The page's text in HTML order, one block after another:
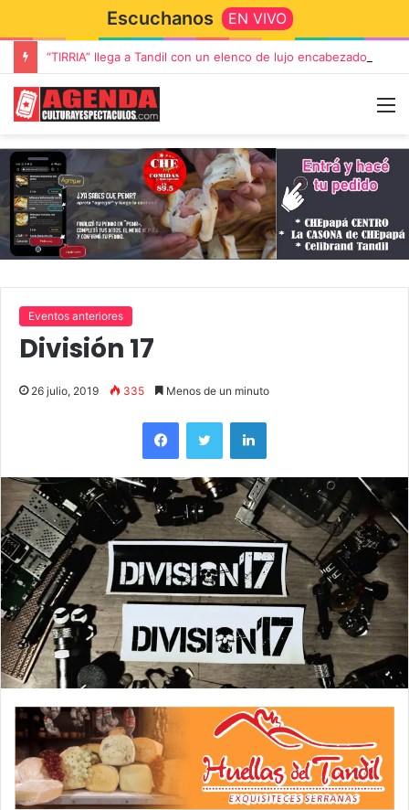
Escuchanos EN VIVO
Eventos anteriores
División 17
26 julio, 2019 335 Menos de un minuto